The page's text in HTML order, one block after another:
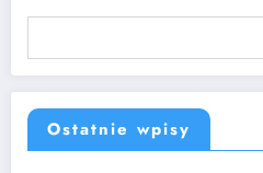
Ostatnie wpisy